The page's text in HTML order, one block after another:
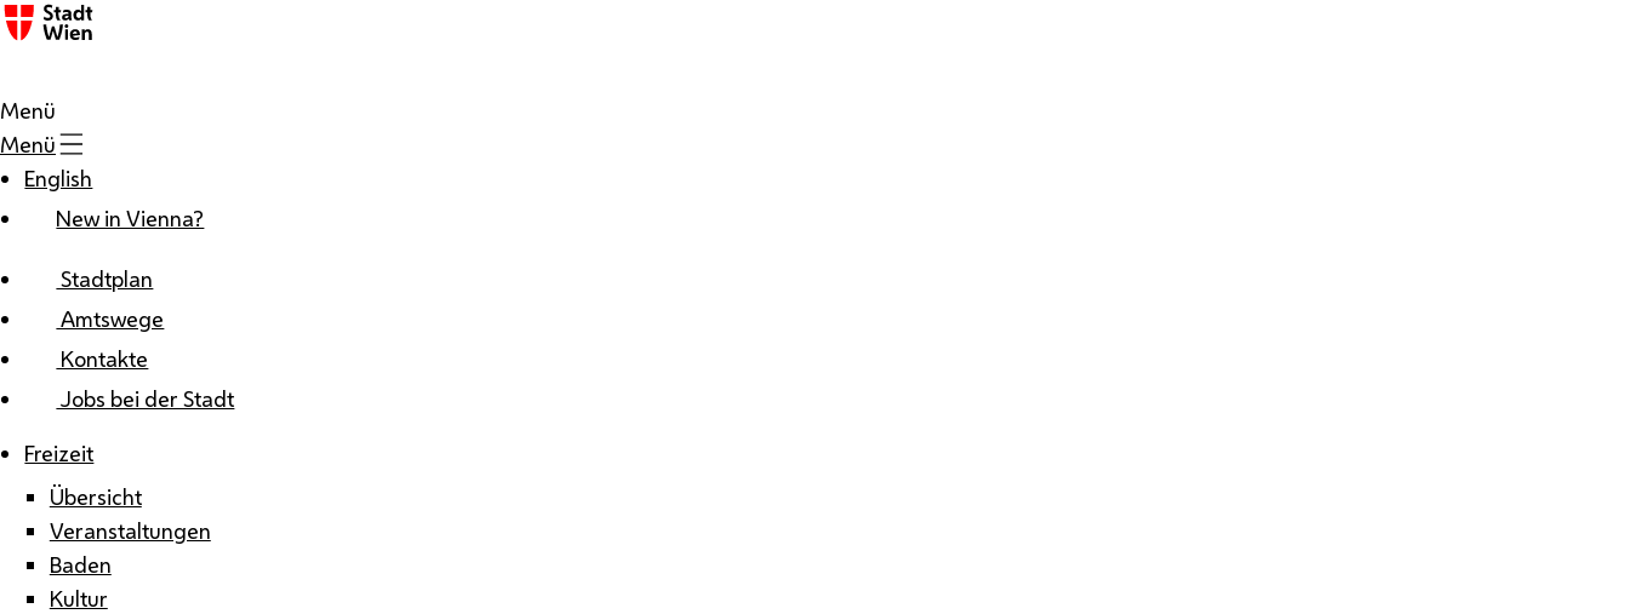
Zum Inhalt
Menü
Menü
English
New in Vienna?
Stadtplan
Amtswege
Kontakte
Jobs bei der Stadt
Freizeit
Übersicht
Veranstaltungen
Baden
Kultur